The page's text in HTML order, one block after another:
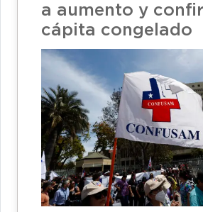
a aumento y
cápita congelado